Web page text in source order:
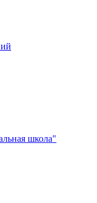
школа"